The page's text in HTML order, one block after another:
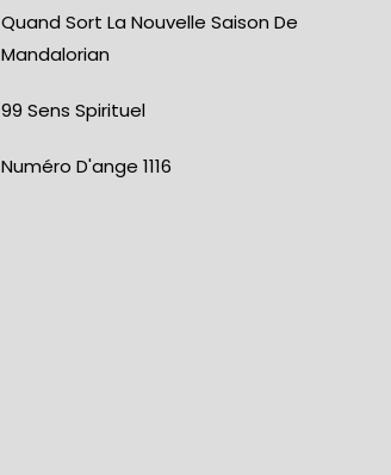
Quand Sort La Nouvelle Saison De
Mandalorian
99 Sens Spirituel
Numéro D'ange 1116